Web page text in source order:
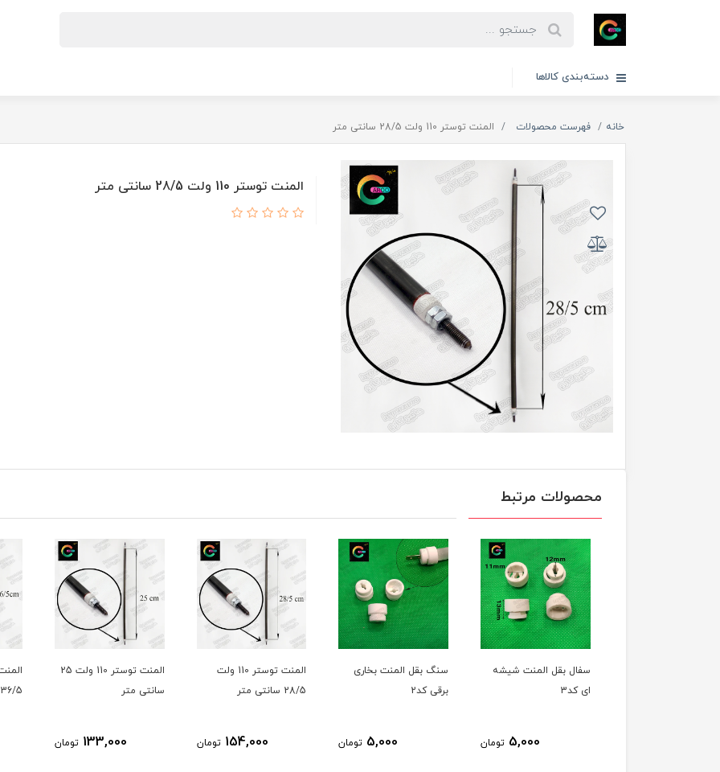
دسته‌بندی کالاها
خانه فهرست محصولات المنت توستر 110 ولت 28/5 سانتی متر
المنت توستر 110 ولت 28/5 سانتی متر
محصولات مرتبط
سفال بقل المنت شیشه
ای کد3
5,000 تومان
سنگ بقل المنت بخاری
برقی کد2
5,000 تومان
المنت توستر 110 ولت
28/5 سانتی متر
154,000 تومان
المنت توستر 110 ولت 25
سانتی متر
133,000 تومان
36/5 سانتی متر